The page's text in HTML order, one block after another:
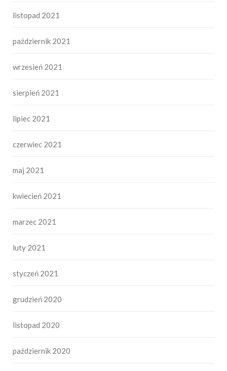
listopad 2021
październik 2021
wrzesień 2021
sierpień 2021
lipiec 2021
czerwiec 2021
maj 2021
kwiecień 2021
marzec 2021
luty 2021
styczeń 2021
grudzień 2020
listopad 2020
październik 2020